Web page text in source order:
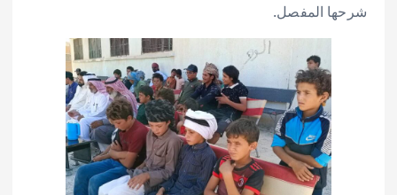
شرحها المفصل.